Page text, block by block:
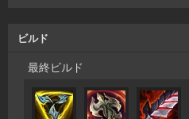
ビルド
最終ビルド